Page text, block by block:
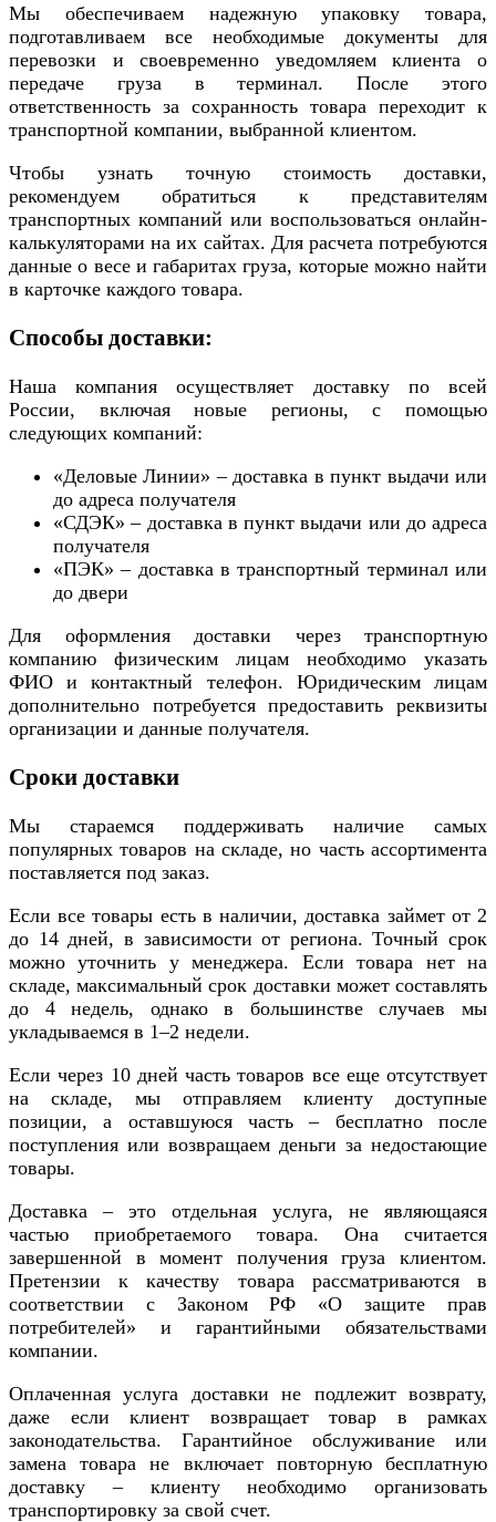
Мы обеспечиваем надежную упаковку товара,
подготавливаем все необходимые документы для
перевозки и своевременно уведомляем клиента о
передаче груза в терминал. После этого
ответственность за сохранность товара переходит к
транспортной компании, выбранной клиентом.
Чтобы узнать точную стоимость доставки,
рекомендуем обратиться к представителям
транспортных компаний или воспользоваться онлайн-
калькуляторами на их сайтах. Для расчета потребуются
данные о весе и габаритах груза, которые можно найти
в карточке каждого товара.
Способы доставки:
Наша компания осуществляет доставку по всей
России, включая новые регионы, с помощью
следующих компаний:
«Деловые Линии» – доставка в пункт выдачи или
до адреса получателя
«СДЭК» – доставка в пункт выдачи или до адреса
получателя
«ПЭК» – доставка в транспортный терминал или
до двери
Для оформления доставки через транспортную
компанию физическим лицам необходимо указать
ФИО и контактный телефон. Юридическим лицам
дополнительно потребуется предоставить реквизиты
организации и данные получателя.
Сроки доставки
Мы стараемся поддерживать наличие самых
популярных товаров на складе, но часть ассортимента
поставляется под заказ.
Если все товары есть в наличии, доставка займет от 2
до 14 дней, в зависимости от региона. Точный срок
можно уточнить у менеджера. Если товара нет на
складе, максимальный срок доставки может составлять
до 4 недель, однако в большинстве случаев мы
укладываемся в 1–2 недели.
Если через 10 дней часть товаров все еще отсутствует
на складе, мы отправляем клиенту доступные
позиции, а оставшуюся часть – бесплатно после
поступления или возвращаем деньги за недостающие
товары.
Доставка – это отдельная услуга, не являющаяся
частью приобретаемого товара. Она считается
завершенной в момент получения груза клиентом.
Претензии к качеству товара рассматриваются в
соответствии с Законом РФ «О защите прав
потребителей» и гарантийными обязательствами
компании.
Оплаченная услуга доставки не подлежит возврату,
даже если клиент возвращает товар в рамках
законодательства. Гарантийное обслуживание или
замена товара не включает повторную бесплатную
доставку – клиенту необходимо организовать
транспортировку за свой счет.